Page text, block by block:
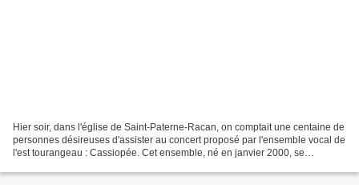
Hier soir, dans l'église de Saint-Paterne-Racan, on comptait une centaine de
personnes désireuses d'assister au concert proposé par l'ensemble vocal de
l'est tourangeau : Cassiopée. Cet ensemble, né en janvier 2000, se